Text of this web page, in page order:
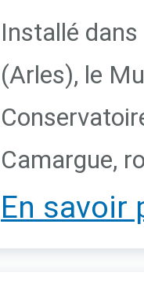
Installé dans
(Arles), le
Camargue,
En savoir